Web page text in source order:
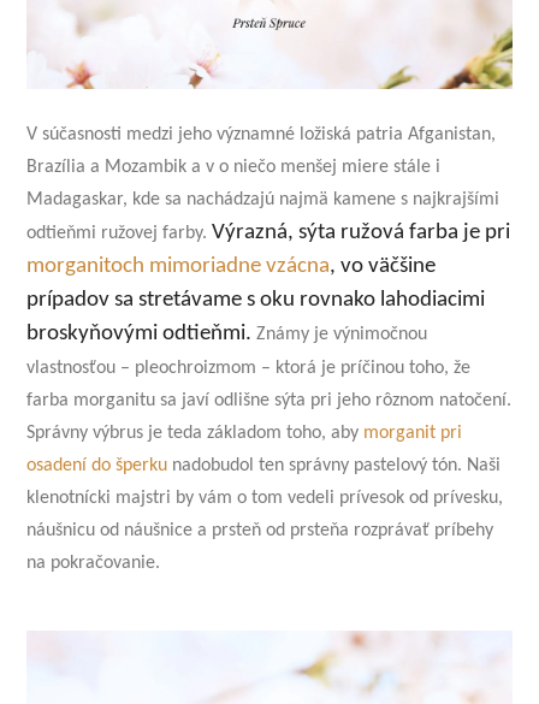
V súčasnosti medzi jeho významné ložiská patria Afganistan,
Brazília a Mozambik a v o niečo menšej miere stále i
Madagaskar, kde sa nachádzajú najmä kamene s najkrajšími
odtieňmi ružovej farby. Výrazná, sýta ružová farba je pri
morganitoch mimoriadne vzácna, vo väčšine
prípadov sa stretávame s oku rovnako lahodiacimi
broskyňovými odtieňmi. Známy je výnimočnou
vlastnosťou – pleochroizmom – ktorá je príčinou toho, že
farba morganitu sa javí odlišne sýta pri jeho rôznom natočení.
Správny výbrus je teda základom toho, aby morganit pri
osadení do šperku nadobudol ten správny pastelový tón. Naši
klenotnícki majstri by vám o tom vedeli prívesok od prívesku,
náušnicu od náušnice a prsteň od prsteňa rozprávať príbehy
na pokračovanie.